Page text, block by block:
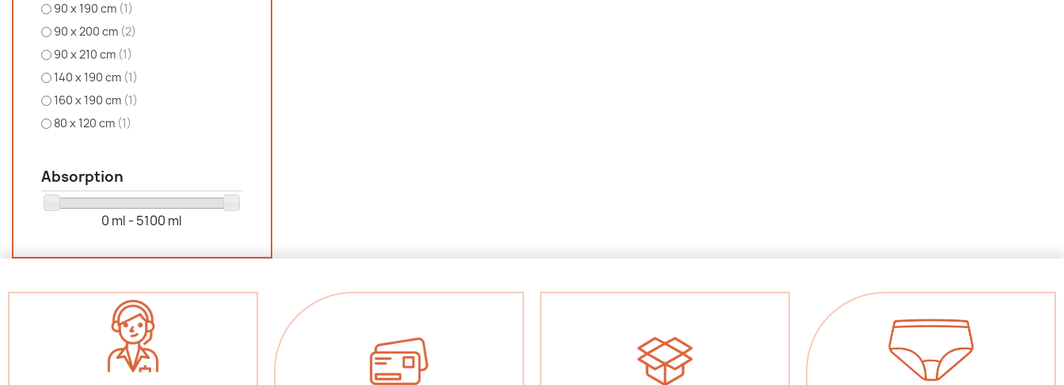
90 x 190 cm (1)
90 x 200 cm (2)
90 x 210 cm (1)
140 x 190 cm (1)
160 x 190 cm (1)
80 x 120 cm (1)
Absorption
0 ml - 5100 ml